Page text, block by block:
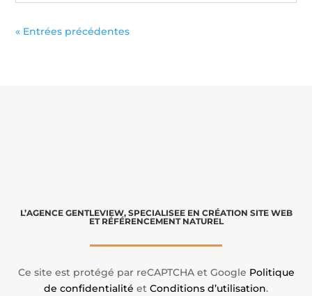
« Entrées précédentes
L’AGENCE GENTLEVIEW, SPECIALISEE EN CRÉATION SITE WEB
ET RÉFÉRENCEMENT NATUREL
Ce site est protégé par reCAPTCHA et Google Politique
de confidentialité et Conditions d’utilisation.